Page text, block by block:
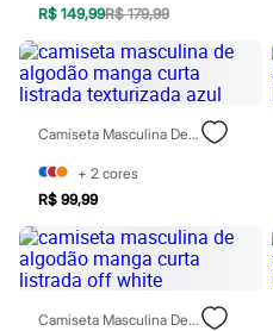
Moda praia
Biquínis e Maiôs
Blusas de proteção
Sungas
Personagens
Bluey
Disney
Hello Kitty
Homem Aranha
Minecraft
Naruto
Patrulha Canina
Sonic
Stitch
Beleza
R$ 149,99R$ 179,99
Camiseta Masculina De Algodão Manga Curta Listrada Texturizada Azul
+ 2 cores
R$ 99,99
Camiseta Masculina De Algodão Manga Curta Listrada Off White